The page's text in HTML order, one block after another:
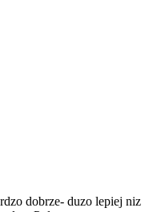
dobrze- duzo lepiej niz